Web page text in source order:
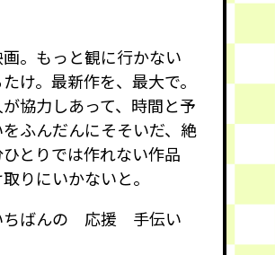
。もっと観に行かない
け。最新作を、最大で。
協力しあって、時間と予
ふんだんにそそいだ、絶
とりでは作れない作品
りにいかないと。
ちばんの 応援 手伝い